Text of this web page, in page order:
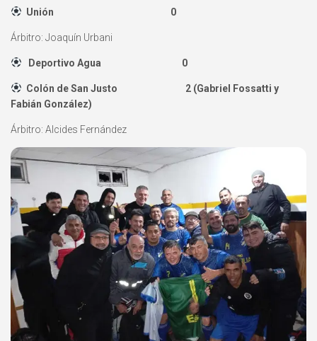
Unión 0
Árbitro: Joaquín Urbani
Deportivo Agua 0
Colón de San Justo 2 (Gabriel Fossatti y
Fabián González)
Árbitro: Alcides Fernández